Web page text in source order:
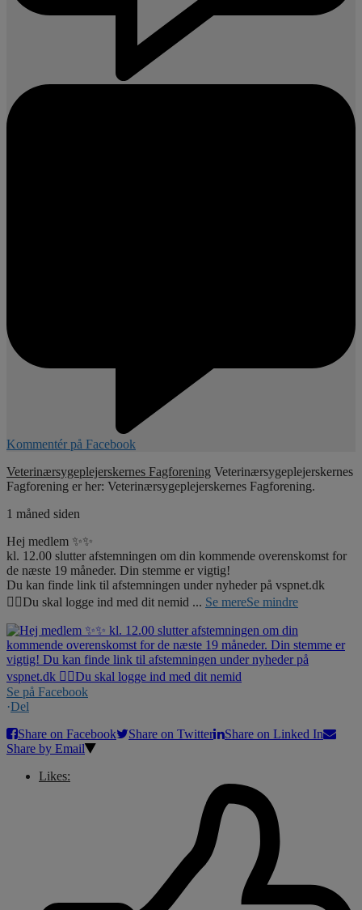
Kommentér på Facebook
Veterinærsygeplejerskernes Fagforening Veterinærsygeplejerskernes
Fagforening er her: Veterinærsygeplejerskernes Fagforening.
1 måned siden
Hej medlem ✨✨
kl. 12.00 slutter afstemningen om din kommende overenskomst for
de næste 19 måneder. Din stemme er vigtig!
Du kan finde link til afstemningen under nyheder på vspnet.dk
☝🏼Du skal logge ind med dit nemid ... Se mereSe mindre
Se på Facebook
·Del
Share on Facebook
Share on Twitter
Share on Linked In
Share by Email
Likes: